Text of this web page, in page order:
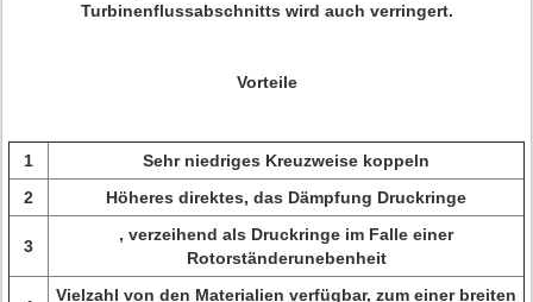
Turbinenflussabschnitts wird auch verringert.
Vorteile
1
Sehr niedriges Kreuzweise koppeln
2
Höheres direktes, das Dämpfung Druckringe
3
, verzeihend als Druckringe im Falle einer
Rotorständerunebenheit
Vielzahl von den Materialien verfügbar, zum einer breiten